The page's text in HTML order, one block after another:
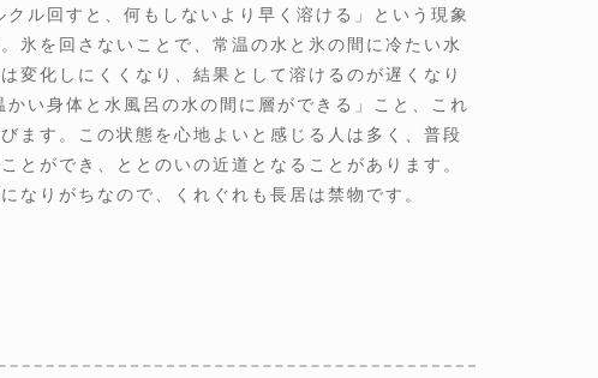
クル回すと、何もしないより早く溶ける」という現象
氷を回さないことで、常温の水と氷の間に冷たい水
変化しにくくなり、結果として溶けるのが遅くなり
かい身体と水風呂の水の間に層ができる」こと、これ
ます。この状態を心地よいと感じる人は多く、普段
とができ、ととのいの近道となることがあります。
なりがちなので、くれぐれも長居は禁物です。